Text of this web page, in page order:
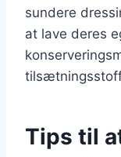
sundere
at lave deres
Tips til